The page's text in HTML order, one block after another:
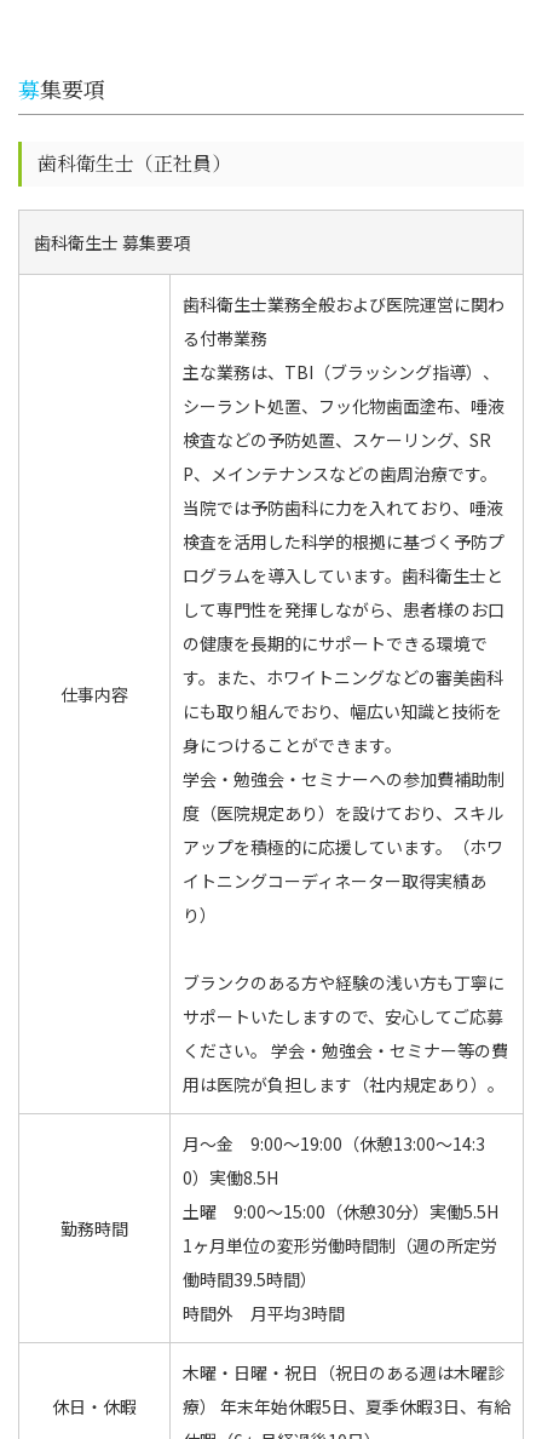
募集要項
歯科衛生士（正社員）
歯科衛生士 募集要項
仕事内容
歯科衛生士業務全般および医院運営に関わ
る付帯業務
主な業務は、TBI（ブラッシング指導）、
シーラント処置、フッ化物歯面塗布、唾液
検査などの予防処置、スケーリング、SR
P、メインテナンスなどの歯周治療です。
当院では予防歯科に力を入れており、唾液
検査を活用した科学的根拠に基づく予防プ
ログラムを導入しています。歯科衛生士と
して専門性を発揮しながら、患者様のお口
の健康を長期的にサポートできる環境で
す。また、ホワイトニングなどの審美歯科
にも取り組んでおり、幅広い知識と技術を
身につけることができます。
学会・勉強会・セミナーへの参加費補助制
度（医院規定あり）を設けており、スキル
アップを積極的に応援しています。（ホワ
イトニングコーディネーター取得実績あ
り）
ブランクのある方や経験の浅い方も丁寧に
サポートいたしますので、安心してご応募
ください。 学会・勉強会・セミナー等の費
用は医院が負担します（社内規定あり）。
勤務時間
月〜金 9:00～19:00（休憩13:00～14:3
0）実働8.5H
土曜 9:00～15:00（休憩30分）実働5.5H
1ヶ月単位の変形労働時間制（週の所定労
働時間39.5時間）
時間外 月平均3時間
休日・休暇
木曜・日曜・祝日（祝日のある週は木曜診
療） 年末年始休暇5日、夏季休暇3日、有給